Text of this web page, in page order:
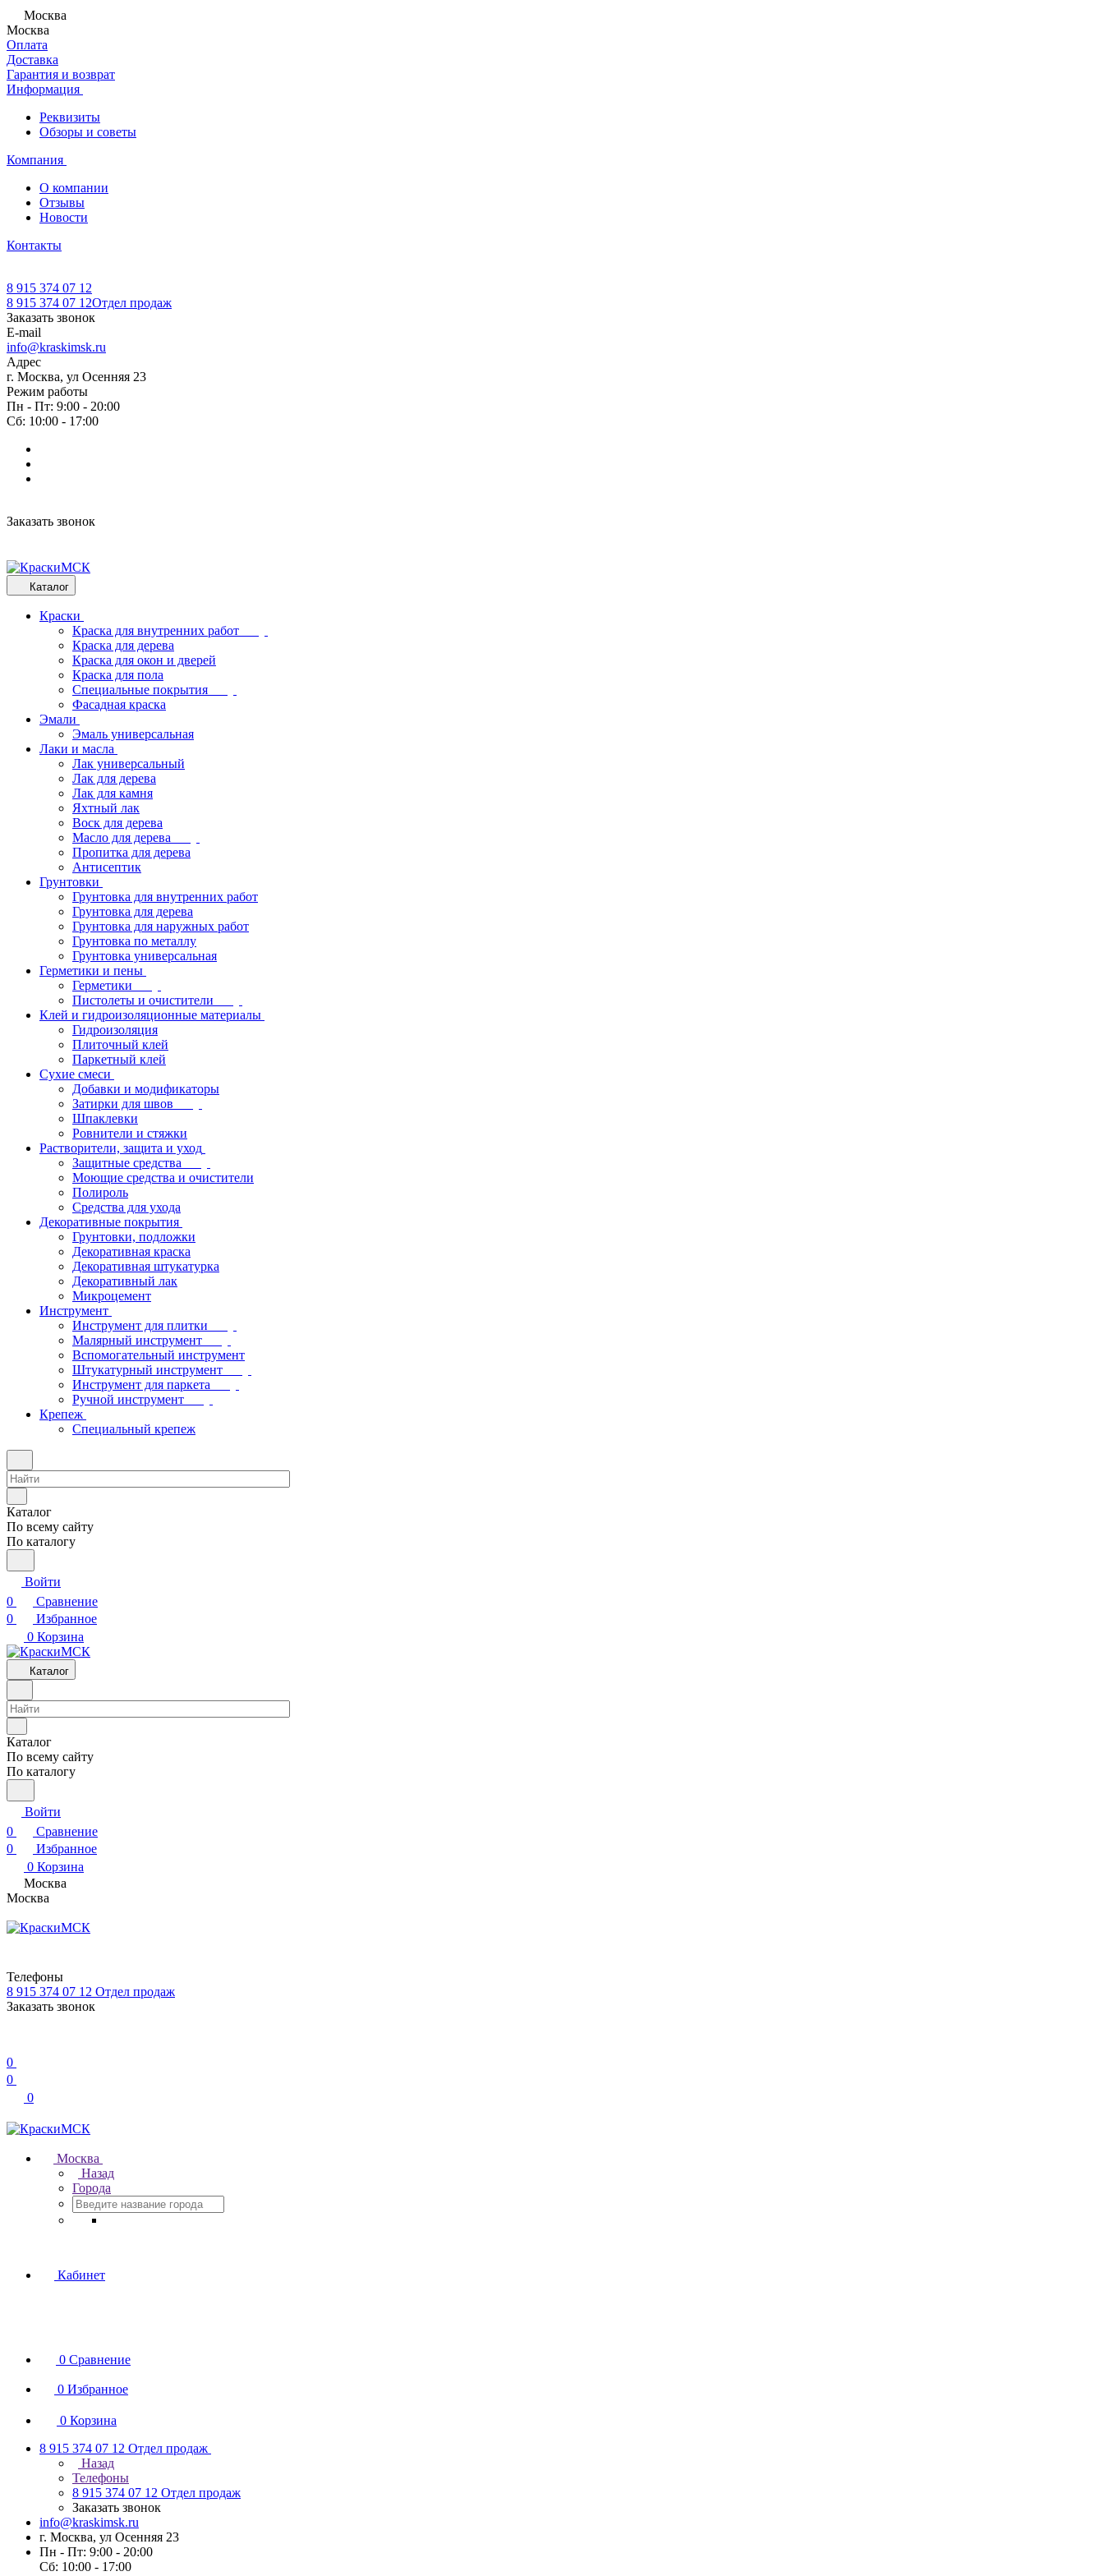
Москва
Москва
Оплата
Доставка
Гарантия и возврат
Информация
Реквизиты
Обзоры и советы
Компания
О компании
Отзывы
Новости
Контакты
8 915 374 07 12
8 915 374 07 12Отдел продаж
Заказать звонок
E-mail
info@kraskimsk.ru
Адрес
г. Москва, ул Осенняя 23
Режим работы
Пн - Пт: 9:00 - 20:00
Сб: 10:00 - 17:00
Заказать звонок
Каталог
Краски
Краска для внутренних работ
Краска для дерева
Краска для окон и дверей
Краска для пола
Специальные покрытия
Фасадная краска
Эмали
Эмаль универсальная
Лаки и масла
Лак универсальный
Лак для дерева
Лак для камня
Яхтный лак
Воск для дерева
Масло для дерева
Пропитка для дерева
Антисептик
Грунтовки
Грунтовка для внутренних работ
Грунтовка для дерева
Грунтовка для наружных работ
Грунтовка по металлу
Грунтовка универсальная
Герметики и пены
Герметики
Пистолеты и очистители
Клей и гидроизоляционные материалы
Гидроизоляция
Плиточный клей
Паркетный клей
Сухие смеси
Добавки и модификаторы
Затирки для швов
Шпаклевки
Ровнители и стяжки
Растворители, защита и уход
Защитные средства
Моющие средства и очистители
Полироль
Средства для ухода
Декоративные покрытия
Грунтовки, подложки
Декоративная краска
Декоративная штукатурка
Декоративный лак
Микроцемент
Инструмент
Инструмент для плитки
Малярный инструмент
Вспомогательный инструмент
Штукатурный инструмент
Инструмент для паркета
Ручной инструмент
Крепеж
Специальный крепеж
Каталог
По всему сайту
По каталогу
Войти
0
Сравнение
0
Избранное
0 Корзина
Каталог
Каталог
По всему сайту
По каталогу
Войти
0
Сравнение
0
Избранное
0 Корзина
Москва
Москва
Телефоны
8 915 374 07 12 Отдел продаж
Заказать звонок
0
0
0
Москва
Назад
Города
Кабинет
0 Сравнение
0 Избранное
0 Корзина
8 915 374 07 12 Отдел продаж
Назад
Телефоны
8 915 374 07 12 Отдел продаж
Заказать звонок
info@kraskimsk.ru
г. Москва, ул Осенняя 23
Пн - Пт: 9:00 - 20:00
Сб: 10:00 - 17:00